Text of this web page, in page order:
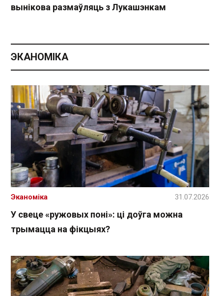
вынікова размаўляць з Лукашэнкам
ЭКАНОМІКА
У свеце «ружовых поні»: ці доўга можна
трымацца на фікцыях?
Эканоміка 31.07.2026